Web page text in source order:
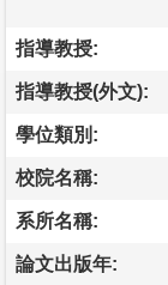
指導教授:
指導教授(外文):
學位類別:
校院名稱:
系所名稱:
論文出版年: